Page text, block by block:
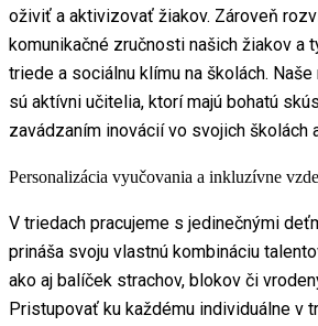
oživiť a aktivizovať žiakov. Zároveň
komunikačné zručnosti našich žiakov a
triede a sociálnu klímu na školách.
sú aktívni učitelia, ktorí majú bohatú
zavádzaním inovácií vo svojich školách
Personalizácia vyučovania a inkluzívne
V triedach pracujeme s jedinečnými
prináša svoju vlastnú kombináciu
ako aj balíček strachov, blokov či
Pristupovať ku každému individuálne v